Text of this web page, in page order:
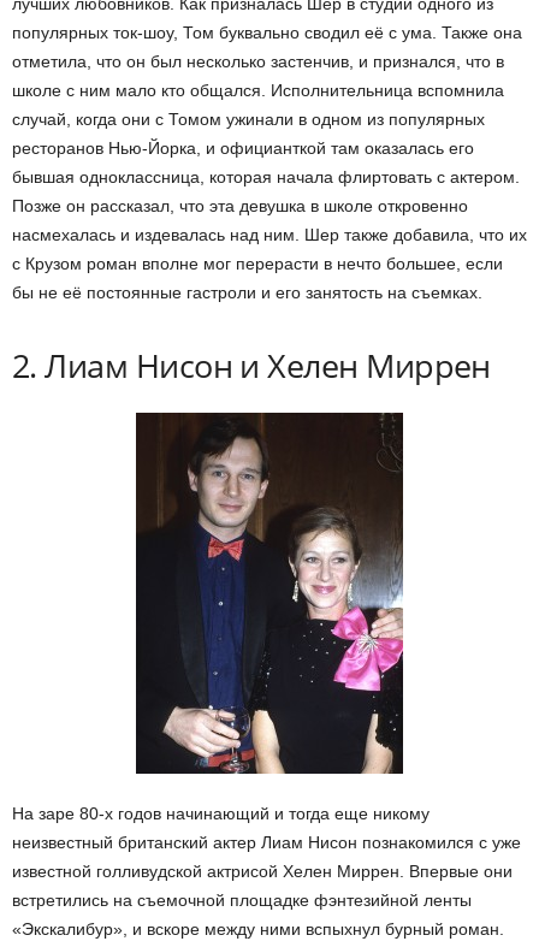
популярных ток-шоу, Том буквально сводил её с ума. Также она
отметила, что он был несколько застенчив, и признался, что в
школе с ним мало кто общался. Исполнительница вспомнила
случай, когда они с Томом ужинали в одном из популярных
ресторанов Нью-Йорка, и официанткой там оказалась его
бывшая одноклассница, которая начала флиртовать с актером.
Позже он рассказал, что эта девушка в школе откровенно
насмехалась и издевалась над ним. Шер также добавила, что их
с Крузом роман вполне мог перерасти в нечто большее, если
бы не её постоянные гастроли и его занятость на съемках.
2. Лиам Нисон и Хелен Миррен
На заре 80-х годов начинающий и тогда еще никому
неизвестный британский актер Лиам Нисон познакомился с уже
известной голливудской актрисой Хелен Миррен. Впервые они
встретились на съемочной площадке фэнтезийной ленты
«Экскалибур», и вскоре между ними вспыхнул бурный роман.